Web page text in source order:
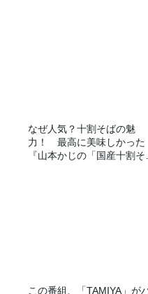
なぜ人気？十割そばの魅
力！ 最高に美味しかった
『山本かじの「国産十割そ
この番組、「TAMIYA」が